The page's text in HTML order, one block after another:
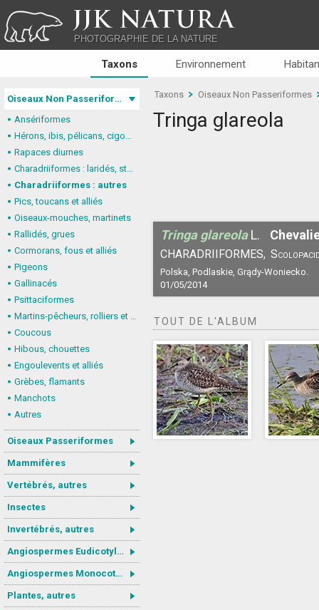
JJK NATURA
PHOTOGRAPHIE DE LA NATURE
Taxons Environnement
Oiseaux Non Passeriformes
Ansériformes
Hérons, ibis, pélicans, cigognes
Rapaces diurnes
Charadriiformes : laridés, stercorariidés, glaréolidés
Charadriiformes : autres
Pics, toucans et alliés
Oiseaux-mouches, martinets
Rallidés, grues
Cormorans, fous et alliés
Pigeons
Gallinacés
Psittaciformes
Martins-pêcheurs, rolliers et alliés
Coucous
Hibous, chouettes
Engoulevents et alliés
Grèbes, flamants
Manchots
Autres
Oiseaux Passeriformes
Mammifères
Vertébrés, autres
Insectes
Invertébrés, autres
Angiospermes Eudicotylédones
Angiospermes Monocotylédones
Plantes, autres
Taxons Oiseaux Non Passeriformes
Tringa glareola
Tringa glareola L.
CHARADRIIFORMES,
Polska, Podlaskie, Grądy-Woniecko.
01/05/2014
TOUT DE L'ALBUM